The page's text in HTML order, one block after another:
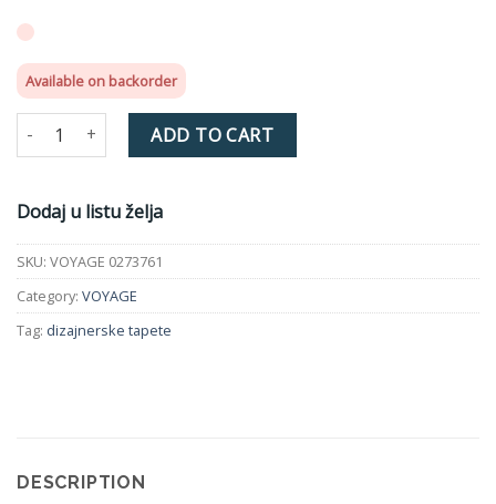
Available on backorder
VOYAGE Mexico Texture Tapeta neutral quantity
ADD TO CART
Dodaj u listu želja
SKU: VOYAGE 0273761
Category: VOYAGE
Tag: dizajnerske tapete
DESCRIPTION